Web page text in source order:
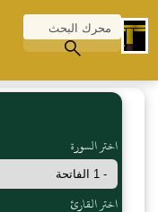
اختر السورة
اختر القارئ